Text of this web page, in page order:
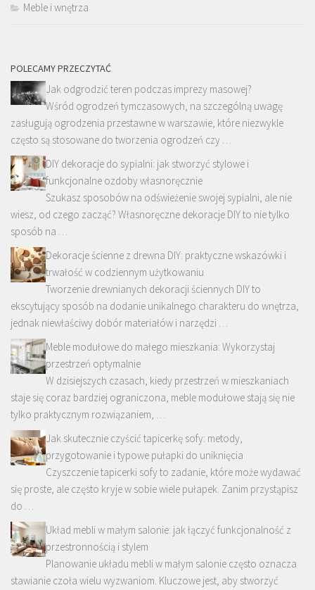
Meble i wnętrza
POLECAMY PRZECZYTAĆ
Jak odgrodzić teren podczas imprezy masowej?
Wśród ogrodzeń tymczasowych, na szczególną uwagę
zasługują ogrodzenia przestawne w warszawie, które niezwykle
często są stosowane do tworzenia ogrodzeń czy …
DIY dekoracje do sypialni: jak stworzyć stylowe i
funkcjonalne ozdoby własnoręcznie
Szukasz sposobów na odświeżenie swojej sypialni, ale nie
wiesz, od czego zacząć? Własnoręczne dekoracje DIY to nie tylko
sposób na …
Dekoracje ścienne z drewna DIY: praktyczne wskazówki i
trwałość w codziennym użytkowaniu
Tworzenie drewnianych dekoracji ściennych DIY to
ekscytujący sposób na dodanie unikalnego charakteru do wnętrza,
jednak niewłaściwy dobór materiałów i narzędzi …
Meble modułowe do małego mieszkania: Wykorzystaj
przestrzeń optymalnie
W dzisiejszych czasach, kiedy przestrzeń w mieszkaniach
staje się coraz bardziej ograniczona, meble modułowe stają się nie
tylko praktycznym rozwiązaniem, …
Jak skutecznie czyścić tapicerkę sofy: metody,
przygotowanie i typowe pułapki do uniknięcia
Czyszczenie tapicerki sofy to zadanie, które może wydawać
się proste, ale często kryje w sobie wiele pułapek. Zanim przystąpisz
do …
Układ mebli w małym salonie: jak łączyć funkcjonalność z
przestronnością i stylem
Planowanie układu mebli w małym salonie często oznacza
stawianie czoła wielu wyzwaniom. Kluczowe jest, aby stworzyć